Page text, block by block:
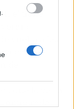
tiene
vuelta a las
vocal de
de
que lo vas a